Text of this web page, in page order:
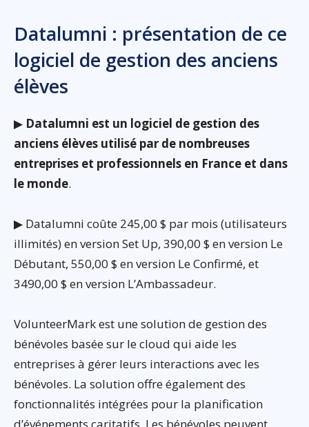
Datalumni : présentation de ce
logiciel de gestion des anciens
élèves
▶ Datalumni est un logiciel de gestion des
anciens élèves utilisé par de nombreuses
entreprises et professionnels en France et dans
le monde.
▶ Datalumni coûte 245,00 $ par mois (utilisateurs
illimités) en version Set Up, 390,00 $ en version Le
Débutant, 550,00 $ en version Le Confirmé, et
3490,00 $ en version L’Ambassadeur.
VolunteerMark est une solution de gestion des
bénévoles basée sur le cloud qui aide les
entreprises à gérer leurs interactions avec les
bénévoles. La solution offre également des
fonctionnalités intégrées pour la planification